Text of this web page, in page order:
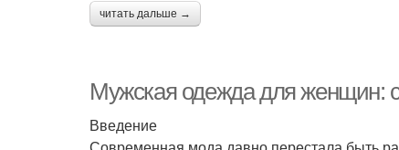
читать дальше →
Мужская одежда для женщин:
Введение